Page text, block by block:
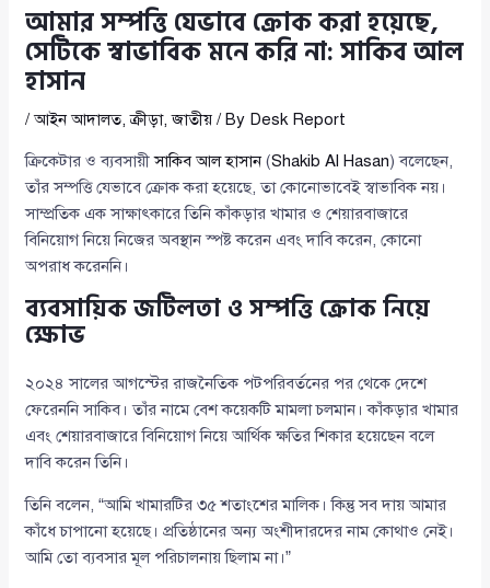
আমার সম্পত্তি যেভাবে ক্রোক করা হয়েছে,
সেটিকে স্বাভাবিক মনে করি না: সাকিব আল
হাসান
/আইন আদালত,ক্রীড়া,জাতীয় / By Desk Report
ক্রিকেটার ও ব্যবসায়ীসাকিব আল হাসান(Shakib Al Hasan) বলেছেন,
তাঁর সম্পত্তি যেভাবে ক্রোক করা হয়েছে, তা কোনোভাবেই স্বাভাবিক নয়।
সাম্প্রতিক এক সাক্ষাৎকারে তিনি কাঁকড়ার খামার ও শেয়ারবাজারে
বিনিয়োগ নিয়ে নিজের অবস্থান স্পষ্ট করেন এবং দাবি করেন, কোনো
অপরাধ করেননি।
ব্যবসায়িক জটিলতা ও সম্পত্তি ক্রোক নিয়ে
ক্ষোভ
২০২৪ সালের আগস্টের রাজনৈতিক পটপরিবর্তনের পর থেকে দেশে
ফেরেননি সাকিব। তাঁর নামে বেশ কয়েকটি মামলা চলমান। কাঁকড়ার খামার
এবং শেয়ারবাজারে বিনিয়োগ নিয়ে আর্থিক ক্ষতির শিকার হয়েছেন বলে
দাবি করেন তিনি।
তিনি বলেন, “আমি খামারটির ৩৫ শতাংশের মালিক। কিন্তু সব দায় আমার
কাঁধে চাপানো হয়েছে। প্রতিষ্ঠানের অন্য অংশীদারদের নাম কোথাও নেই।
আমি তো ব্যবসার মূল পরিচালনায় ছিলাম না।”